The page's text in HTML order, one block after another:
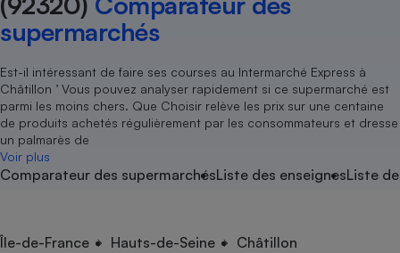
supermarchés
Est-il intéressant de faire ses courses au Intermarché Express à
Châtillon ’ Vous pouvez analyser rapidement si ce supermarché est
parmi les moins chers. Que Choisir relève les prix sur une centaine
de produits achetés régulièrement par les consommateurs et dresse
un palmarès de
Voir plus
Comparateur des supermarchésListe des enseignesListe
Île-de-France Hauts-de-Seine Châtillon
Agriculture
Produit alimentaire
Achat - Vente - Location
Carburant
Magasin - Grande surface
Marketing - Fidélisation
Système judiciaire
Air
Eau
Achat - Vente - Travaux
Location
Sport
Vacances - Tourisme
électrique
Démarche administrative
Senior
Service marchand
Transport aérien
Enquêtes
Guides d'achat
Conseils
Brèves
Soumettre un litige
Lettres types
Rencontrer une association locale
Nos actions
Nos grandes victoires
Les billets de la présidente
Nos associations locales
Nous rejoindre
En savoir plus sur Que Choisir Ensemble
?
Nos missions
Notre méthodologie
Notre financement
Nos partenaires
Nous rejoindre